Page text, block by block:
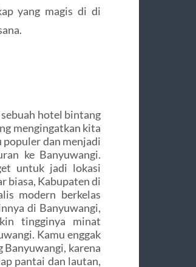
yang magis di di
hotel bintang
mengingatkan kita
dan menjadi
ke Banyuwangi.
untuk jadi lokasi
biasa, Kabupaten di
modern berkelas
di Banyuwangi,
tingginya minat
Kamu enggak
Banyuwangi, karena
pantai dan lautan,